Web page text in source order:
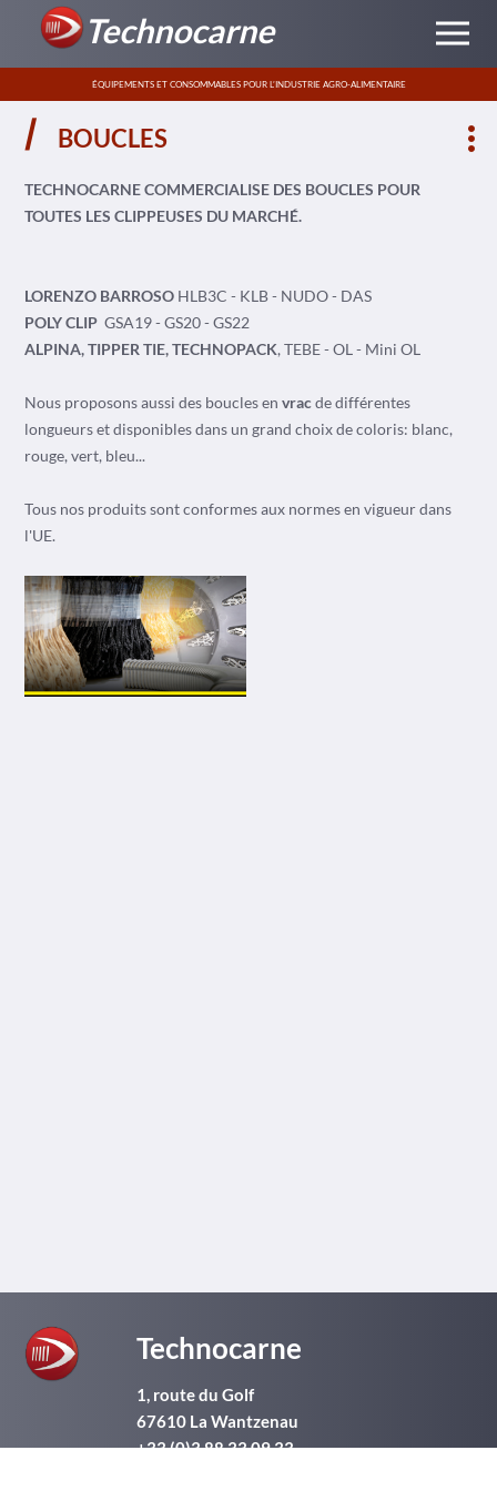
Technocarne
ÉQUIPEMENTS ET CONSOMMABLES POUR L’INDUSTRIE AGRO-ALIMENTAIRE
BOUCLES
TECHNOCARNE COMMERCIALISE DES BOUCLES POUR
TOUTES LES CLIPPEUSES DU MARCHÉ.
LORENZO BARROSO HLB3C - KLB - NUDO - DAS
POLY CLIPGSA19 - GS20 - GS22
ALPINA, TIPPER TIE, TECHNOPACK, TEBE - OL - Mini OL
Nous proposons aussi des boucles envracde différentes
longueurs et disponibles dans un grand choix de coloris: blanc,
rouge, vert, bleu...
Tous nos produits sont conformes aux normes en vigueur dans
l'UE.
Technocarne
1, route du Golf
67610 La Wantzenau
+33 (0)3 88 33 09 33